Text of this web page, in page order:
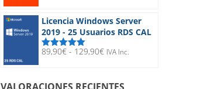
era:
148,90€.
es:
23,90€.
Licencia Windows Server
2019 - 25 Usuarios RDS CAL
Valorado
89,90€ - 129,90€Rango
desde
IVA Inc.